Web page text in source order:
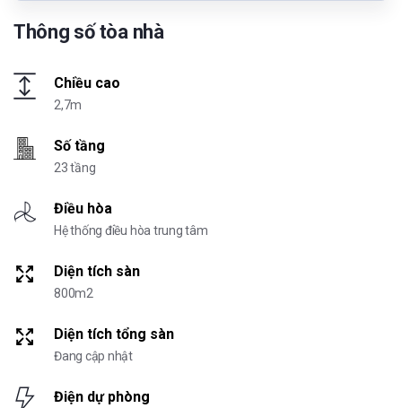
Thông số tòa nhà
Chiều cao
2,7m
Số tầng
23 tầng
Điều hòa
Hệ thống điều hòa trung tâm
Diện tích sàn
800m2
Diện tích tổng sàn
Đang cập nhật
Điện dự phòng